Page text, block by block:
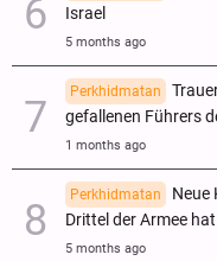
Israel
5 months ago
Perkhidmatan
gefallenen Führers
1 months ago
Perkhidmatan
Neue
Drittel der Armee
5 months ago